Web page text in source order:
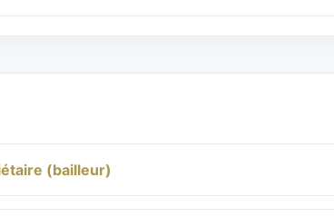
(bailleur)